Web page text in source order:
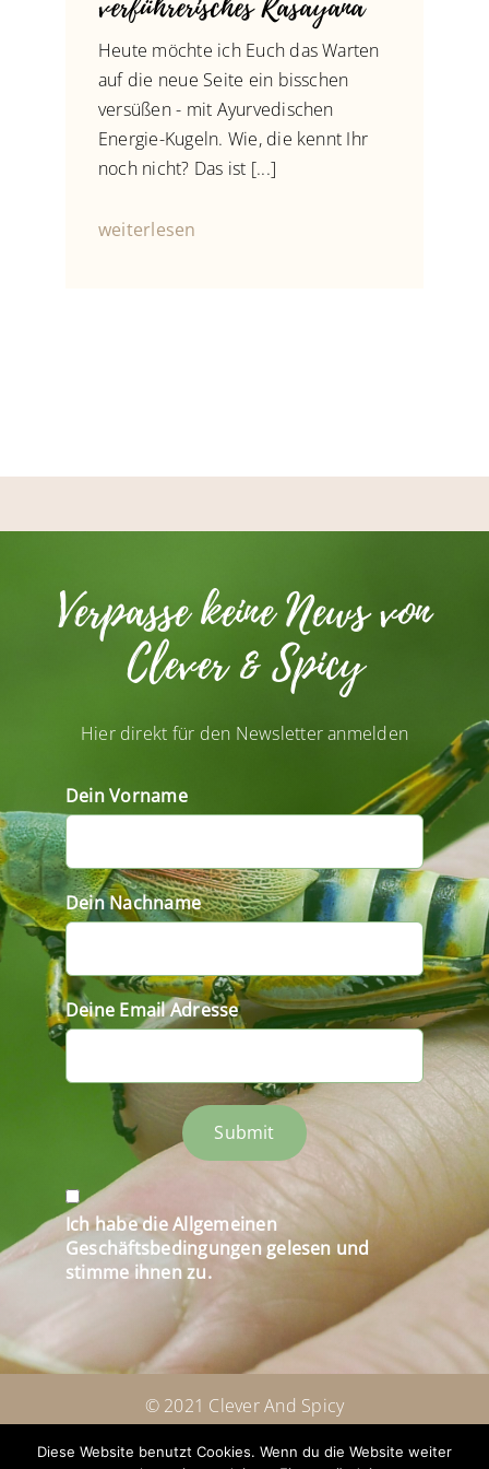
Heute möchte ich Euch das Warten
auf die neue Seite ein bisschen
versüßen - mit Ayurvedischen
Energie-Kugeln. Wie, die kennt Ihr
noch nicht? Das ist [...]
weiterlesen
Verpasse keine News von
Clever & Spicy
Hier direkt für den Newsletter anmelden
Dein Vorname
Dein Nachname
Deine Email Adresse
Submit
Ich habe die Allgemeinen
Geschäftsbedingungen gelesen und
stimme ihnen zu.
© 2021 Clever And Spicy
Diese Website benutzt Cookies. Wenn du die Website weiter